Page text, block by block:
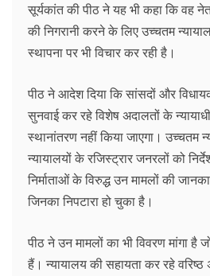
सूर्यकांत की पीठ ने यह भी कहा कि वह
की निगरानी करने के लिए उच्चतम
स्थापना पर भी विचार कर रही है।
पीठ ने आदेश दिया कि सांसदों और
सुनवाई कर रहे विशेष अदालतों के
स्थानांतरण नहीं किया जाएगा। उच्चतम
न्यायालयों के रजिस्ट्रार जनरलों को
निर्माताओं के विरुद्ध उन मामलों की
जिनका निपटारा हो चुका है।
पीठ ने उन मामलों का भी विवरण मांगा है
हैं। न्यायालय की सहायता कर रहे वरिष्ठ